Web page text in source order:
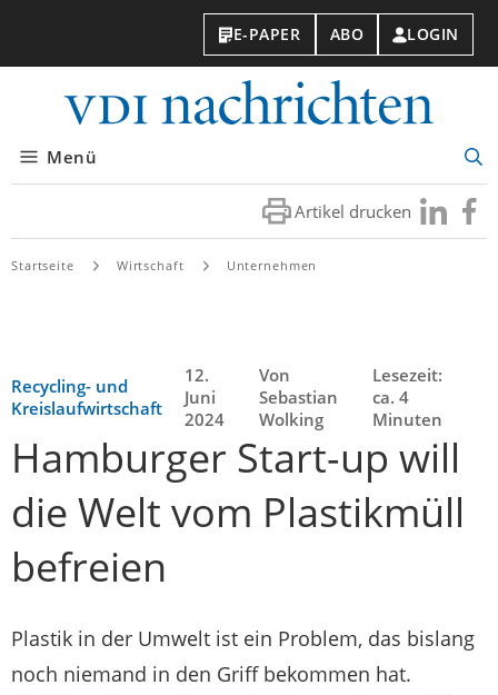
E-PAPER ABO LOGIN
Menü
Artikel drucken Besuchen
Sie
Sie
Startseite Wirtschaft Unternehmen
Recycling- und
Kreislaufwirtschaft
12.
Juni
2024
Von
Sebastian
Wolking
Lesezeit:
ca. 4
Minuten
Hamburger Start-up will
die Welt vom Plastikmüll
befreien
Plastik in der Umwelt ist ein Problem, das bislang
noch niemand in den Griff bekommen hat.